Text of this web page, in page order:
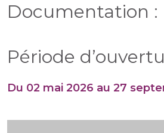
Documentation :
Période
Du 02 mai 2026 au 27